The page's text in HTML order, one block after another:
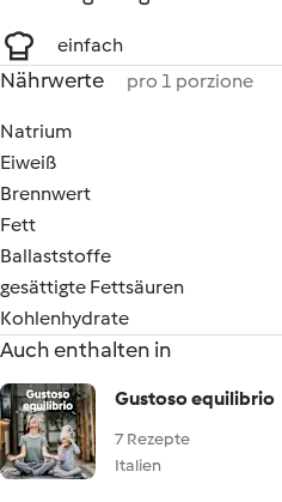
einfach
Nährwerte pro 1 porzione
Natrium
Eiweiß
Brennwert
Fett
Ballaststoffe
gesättigte Fettsäuren
Kohlenhydrate
Auch enthalten in
Gustoso equilibrio
7 Rezepte
Italien